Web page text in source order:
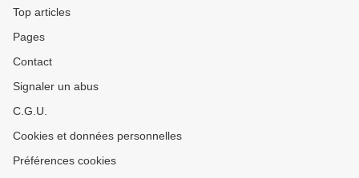
Top articles
Pages
Contact
Signaler un abus
C.G.U.
Cookies et données personnelles
Préférences cookies